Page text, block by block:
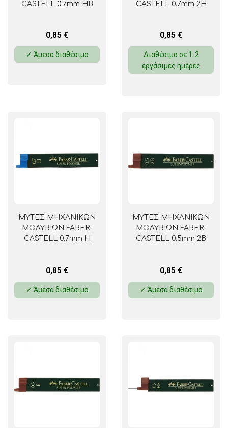
CASTELL 0.7mm HB
0,85 €
✓ Άμεσα διαθέσιμο
CASTELL 0.7mm 2H
0,85 €
Διαθέσιμο σε 1-2
εργάσιμες ημέρες
ΜΥΤΕΣ ΜΗΧΑΝΙΚΩΝ
ΜΟΛΥΒΙΩΝ FABER-
CASTELL 0.7mm H
0,85 €
✓ Άμεσα διαθέσιμο
ΜΥΤΕΣ ΜΗΧΑΝΙΚΩΝ
ΜΟΛΥΒΙΩΝ FABER-
CASTELL 0.5mm 2B
0,85 €
✓ Άμεσα διαθέσιμο